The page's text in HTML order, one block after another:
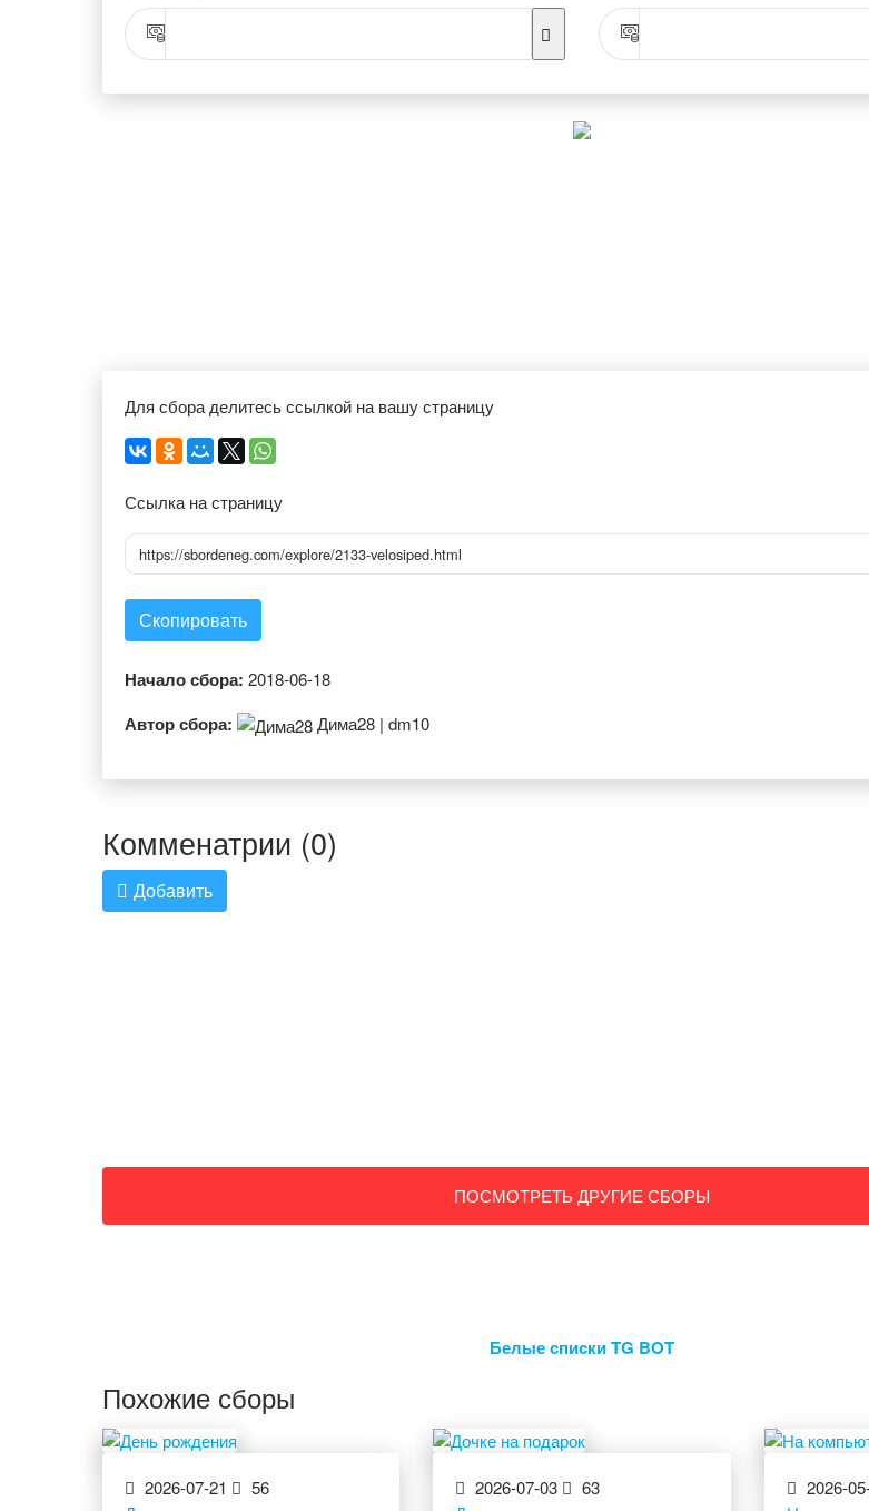
Для сбора делитесь ссылкой на вашу страницу
Ссылка на страницу
https://sbordeneg.com/explore/2133-velosiped.html
Скопировать
Начало сбора: 2018-06-18
Автор сбора: Дима28 | dm10
Комменатрии (0)
Добавить
ПОСМОТРЕТЬ ДРУГИЕ СБОРЫ
Белые списки TG BOT
Похожие сборы
2026-07-21
56
2026-07-03
63
2026-